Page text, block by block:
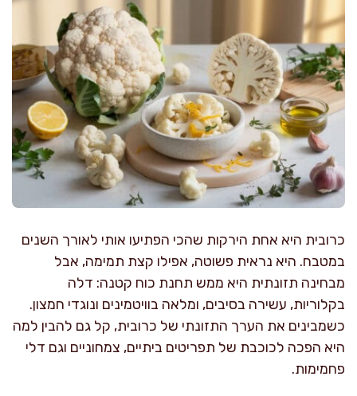
כרובית היא אחת הירקות שהכי הפתיעו אותי לאורך השנים
במטבח. היא נראית פשוטה, אפילו קצת תמימה, אבל
מבחינה תזונתית היא ממש תחנת כוח קטנה: דלה
בקלוריות, עשירה בסיבים, ומלאה בוויטמינים ונוגדי חמצון.
כשמבינים את הערך התזונתי של כרובית, קל גם להבין למה
היא הפכה לכוכבת של תפריטים ביתיים, צמחוניים וגם דלי
פחמימות.